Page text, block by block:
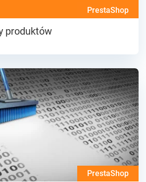
PrestaShop
produktów
PrestaShop